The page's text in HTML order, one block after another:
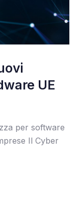
UE
per software
Il Cyber